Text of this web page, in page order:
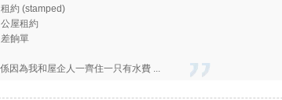
約 (stamped)
屋租約
餉單
因為我和屋企人一齊住一只有水費 ...